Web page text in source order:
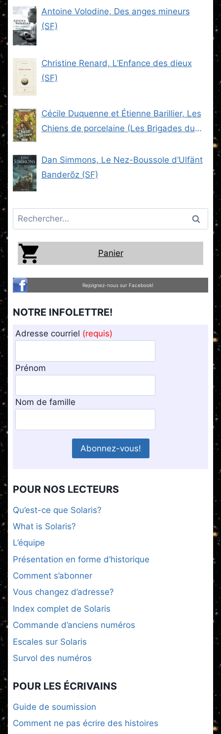
Antoine Volodine, Des anges mineurs
(SF)
Christine Renard, L’Enfance des dieux
(SF)
Cécile Duquenne et Étienne Barillier, Les
Chiens de porcelaine (Les Brigades du
Dan Simmons, Le Nez-Boussole d’Ulfänt
Banderõz (SF)
Rechercher :
Panier
Rejoignez-nous sur Facebook!
NOTRE INFOLETTRE!
Adresse courriel (requis)
Prénom
Nom de famille
POUR NOS LECTEURS
Qu’est-ce que Solaris?
What is Solaris?
L’équipe
Présentation en forme d’historique
Comment s’abonner
Vous changez d’adresse?
Index complet de Solaris
Commande d’anciens numéros
Escales sur Solaris
Survol des numéros
POUR LES ÉCRIVAINS
Guide de soumission
Comment ne pas écrire des histoires